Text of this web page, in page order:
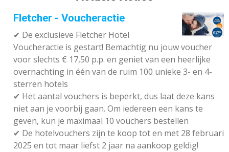
Fletcher - Voucheractie
✔ De exclusieve Fletcher Hotel
Voucheractie is gestart! Bemachtig nu jouw voucher
voor slechts € 17,50 p.p. en geniet van een heerlijke
overnachting in één van de ruim 100 unieke 3- en 4-
sterren hotels
✔ Het aantal vouchers is beperkt, dus laat deze kans
niet aan je voorbij gaan. Om iedereen een kans te
geven, kun je maximaal 10 vouchers bestellen
✔ De hotelvouchers zijn te koop tot en met 28 februari
2025 en tot maar liefst 2 jaar na aankoop geldig!